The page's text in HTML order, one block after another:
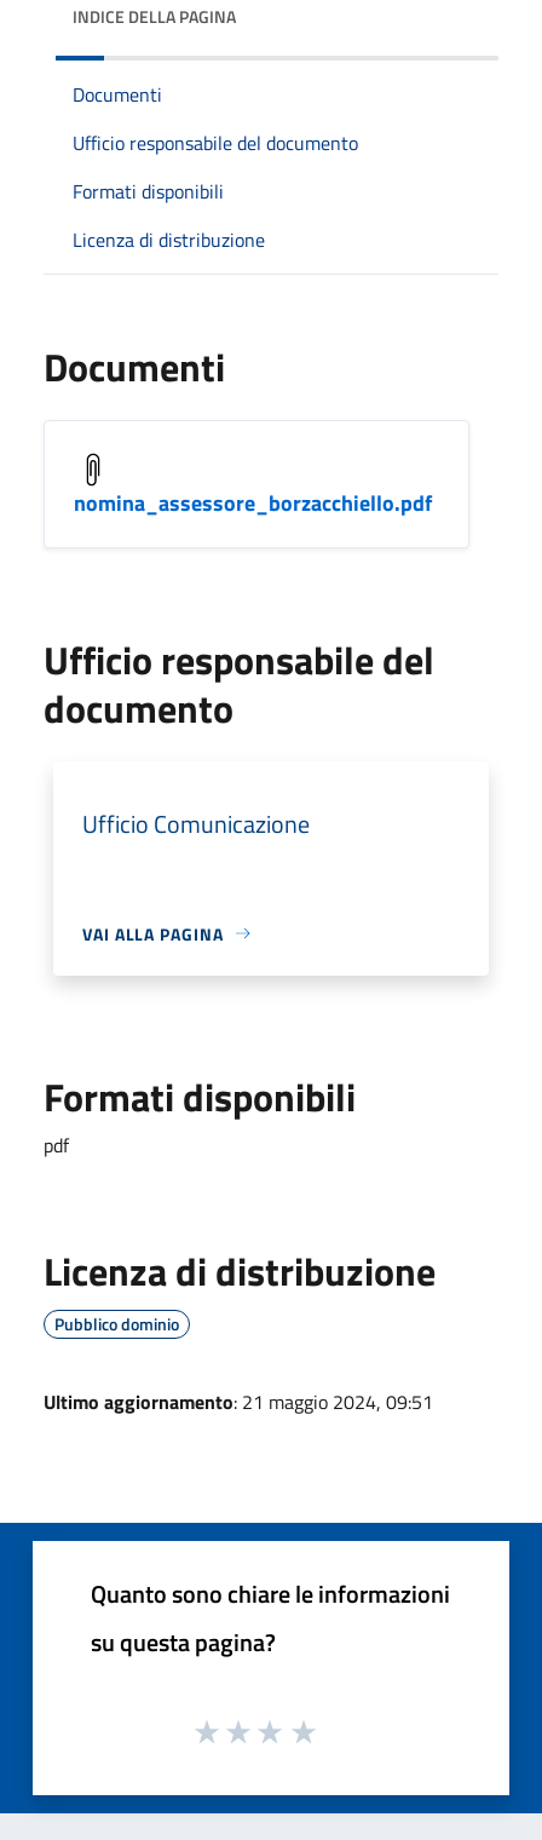
INDICE DELLA PAGINA
Documenti
Ufficio responsabile del documento
Formati disponibili
Licenza di distribuzione
Documenti
nomina_assessore_borzacchiello.pdf
Ufficio responsabile del
documento
Ufficio Comunicazione
VAI ALLA PAGINA
Formati disponibili
pdf
Licenza di distribuzione
Pubblico dominio
Ultimo aggiornamento: 21 maggio 2024, 09:51
Quanto sono chiare le informazioni
su questa pagina?